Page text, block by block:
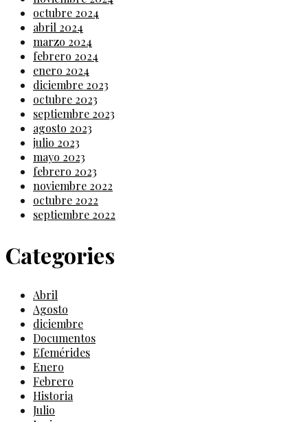
octubre 2024
abril 2024
marzo 2024
febrero 2024
enero 2024
diciembre 2023
octubre 2023
septiembre 2023
agosto 2023
julio 2023
mayo 2023
febrero 2023
noviembre 2022
octubre 2022
septiembre 2022
Categories
Abril
Agosto
diciembre
Documentos
Efemérides
Enero
Febrero
Historia
Julio